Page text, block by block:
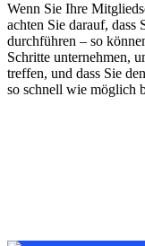
Wenn Sie Ihre
achten Sie darauf, dass
durchführen – so
Schritte unternehmen,
treffen, und dass Sie
so schnell wie möglich